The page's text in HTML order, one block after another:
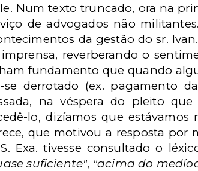
Num texto truncado, ora na
de advogados não
da gestão do sr.
reverberando o
fundamento que quando
se derrotado (ex. pagamento
na véspera do pleito
lo, dizíamos que estávamos
que motivou a resposta por
Exa. tivesse consultado o
suficiente", "acima do